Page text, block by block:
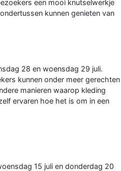
een mooi knutselwerkje
kunnen genieten van
28 en woensdag 29 juli.
kunnen onder meer gerechten
manieren waarop kleding
ervaren hoe het is om in een
15 juli en donderdag 20